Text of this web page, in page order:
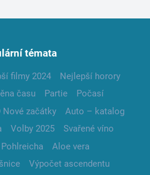
témata
filmy 2024
Nejlepší horory
času Partie
Počasí
Nové začátky
Auto – katalog
Volby 2025
Svařené víno
Aloe vera
Výpočet ascendentu